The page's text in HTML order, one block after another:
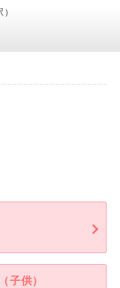
子供）